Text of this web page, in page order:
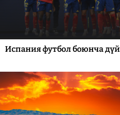
Испания футбол боюнча